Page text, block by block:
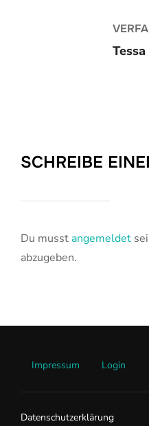
SCHREIBE
Du musst angemeldet
abzugeben.
Impressum Login
Datenschutzerklärung